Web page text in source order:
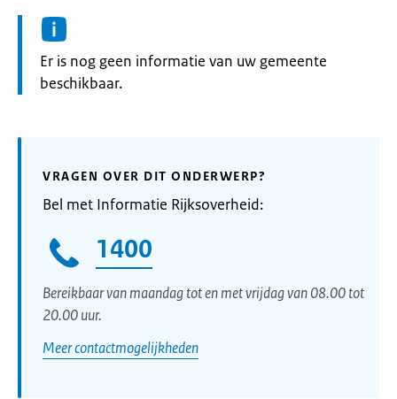
Informatie:
Er is nog geen informatie van uw gemeente
beschikbaar.
VRAGEN OVER DIT ONDERWERP?
Bel met Informatie Rijksoverheid:
1400
Bereikbaar van maandag tot en met vrijdag van 08.00 tot
20.00 uur.
Meer contactmogelijkheden